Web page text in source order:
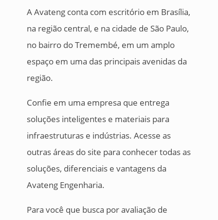
A Avateng conta com escritório em Brasília,
na região central, e na cidade de São Paulo,
no bairro do Tremembé, em um amplo
espaço em uma das principais avenidas da
região.
Confie em uma empresa que entrega
soluções inteligentes e materiais para
infraestruturas e indústrias. Acesse as
outras áreas do site para conhecer todas as
soluções, diferenciais e vantagens da
Avateng Engenharia.
Para você que busca por avaliação de